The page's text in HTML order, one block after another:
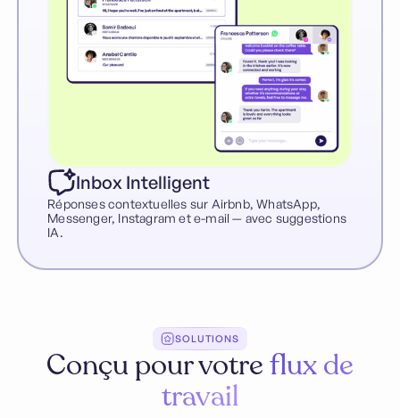
Inbox Intelligent
Réponses contextuelles sur Airbnb, WhatsApp,
Messenger, Instagram et e-mail — avec suggestions
IA.
SOLUTIONS
Conçu pour votreflux de
travail